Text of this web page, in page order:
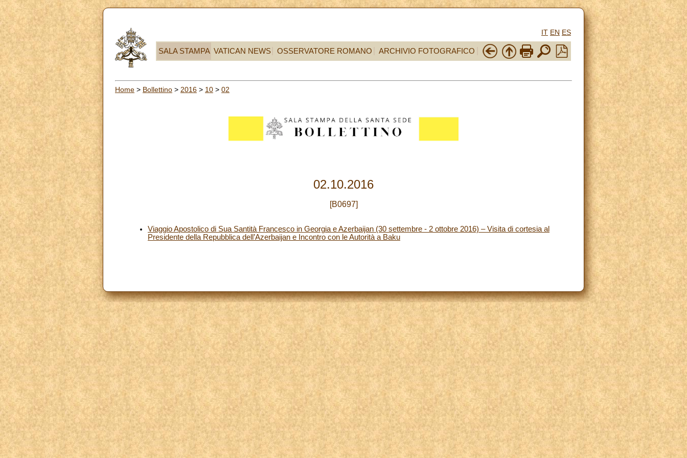
IT EN ES
SALA STAMPA VATICAN NEWS OSSERVATORE ROMANO ARCHIVIO FOTOGRAFICO
Home > Bollettino > 2016 > 10 > 02
02.10.2016
[B0697]
Viaggio Apostolico di Sua Santità Francesco in Georgia e Azerbaijan (30 settembre - 2 ottobre 2016) – Visita di cortesia al
Presidente della Repubblica dell’Azerbaijan e Incontro con le Autorità a Baku